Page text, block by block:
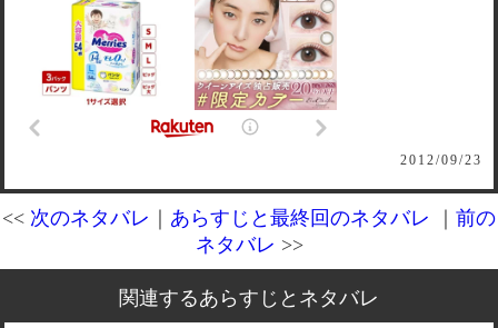
2012/09/23
<< 次のネタバレ ｜ あらすじと最終回のネタバレ ｜ 前の
ネタバレ >>
関連するあらすじとネタバレ